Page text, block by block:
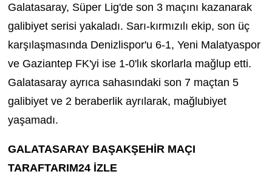
Galatasaray, Süper Lig'de son 3 maçını kazanarak
galibiyet serisi yakaladı. Sarı-kırmızılı ekip, son üç
karşılaşmasında Denizlispor'u 6-1, Yeni Malatyaspor
ve Gaziantep FK'yi ise 1-0'lık skorlarla mağlup etti.
Galatasaray ayrıca sahasındaki son 7 maçtan 5
galibiyet ve 2 beraberlik ayrılarak, mağlubiyet
yaşamadı.
GALATASARAY BAŞAKŞEHİR MAÇI
TARAFTARIM24 İZLE